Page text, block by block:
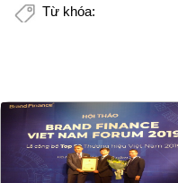
Từ khóa: